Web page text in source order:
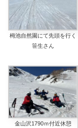
栂池自然園にて先頭を行く
笹生さん
金山沢1790ｍ付近休憩